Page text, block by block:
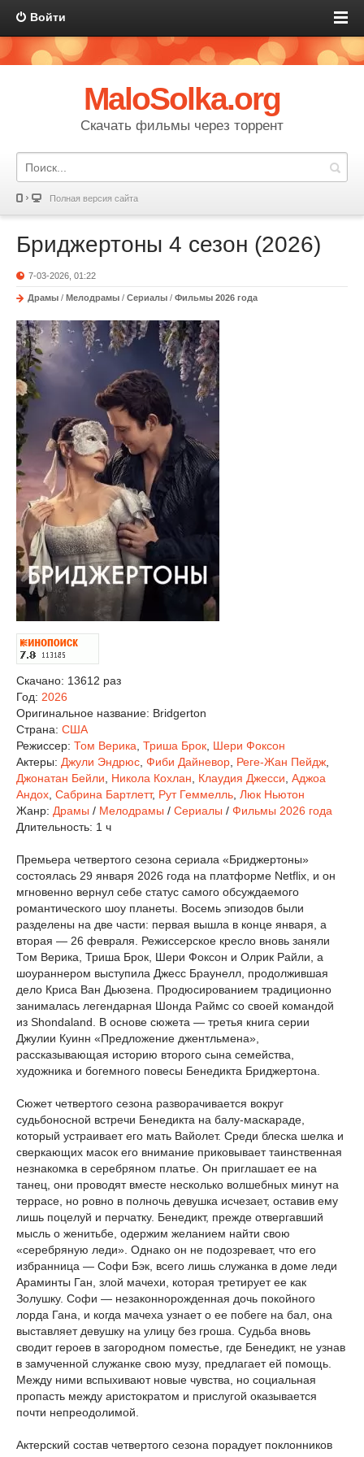
Войти
MaloSolka.org
Скачать фильмы через торрент
Полная версия сайта
Бриджертоны 4 сезон (2026)
7-03-2026, 01:22
Драмы / Мелодрамы / Сериалы / Фильмы 2026 года
Скачано: 13612 раз
Год: 2026
Оригинальное название: Bridgerton
Страна: США
Режиссер: Том Верика Триша Брок Шери Фоксон
Актеры: Джули Эндрюс Фиби Дайневор Реге-Жан Пейдж
Джонатан Бейли
Никола Кохлан Клаудия Джесси Аджоа
Андох Сабрина Бартлетт, Рут Геммелль Люк Ньютон
Жанр: Драмы / Мелодрамы / Сериалы / Фильмы 2026 года
Длительность: 1 ч
Премьера четвертого сезона сериала «Бриджертоны»
состоялась 29 января 2026 года на платформе Netflix, и он
мгновенно вернул себе статус самого обсуждаемого
романтического шоу планеты. Восемь эпизодов были
разделены на две части: первая вышла в конце января, а
вторая — 26 февраля. Режиссерское кресло вновь заняли
Том Верика, Триша Брок, Шери Фоксон и Олрик Райли, а
шоураннером выступила Джесс Браунелл, продолжившая
дело Криса Ван Дьюзена. Продюсированием традиционно
занималась легендарная Шонда Раймс со своей командой
из Shondaland. В основе сюжета — третья книга серии
Джулии Куинн «Предложение джентльмена»,
рассказывающая историю второго сына семейства,
художника и богемного повесы Бенедикта Бриджертона.
Сюжет четвертого сезона разворачивается вокруг
судьбоносной встречи Бенедикта на балу-маскараде,
который устраивает его мать Вайолет. Среди блеска шелка и
сверкающих масок его внимание приковывает таинственная
незнакомка в серебряном платье. Он приглашает ее на
танец, они проводят вместе несколько волшебных минут на
террасе, но ровно в полночь девушка исчезает, оставив ему
лишь поцелуй и перчатку. Бенедикт, прежде отвергавший
мысль о женитьбе, одержим желанием найти свою
«серебряную леди». Однако он не подозревает, что его
избранница — Софи Бэк, всего лишь служанка в доме леди
Араминты Ган, злой мачехи, которая третирует ее как
Золушку. Софи — незаконнорожденная дочь покойного
лорда Гана, и когда мачеха узнает о ее побеге на бал, она
выставляет девушку на улицу без гроша. Судьба вновь
сводит героев в загородном поместье, где Бенедикт, не узнав
в замученной служанке свою музу, предлагает ей помощь.
Между ними вспыхивают новые чувства, но социальная
пропасть между аристократом и прислугой оказывается
почти непреодолимой.
Актерский состав четвертого сезона порадует поклонников